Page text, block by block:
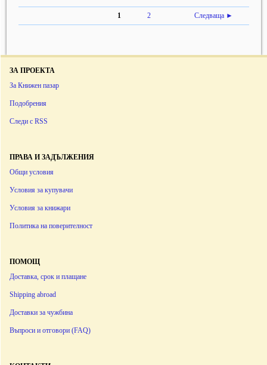
1 2 Следваща ►
ЗА ПРОЕКТА
За Книжен пазар
Подобрения
Следи с RSS
ПРАВА И ЗАДЪЛЖЕНИЯ
Общи условия
Условия за купувачи
Условия за книжари
Политика на поверителност
ПОМОЩ
Доставка, срок и плащане
Shipping abroad
Доставки за чужбина
Въпроси и отговори (FAQ)